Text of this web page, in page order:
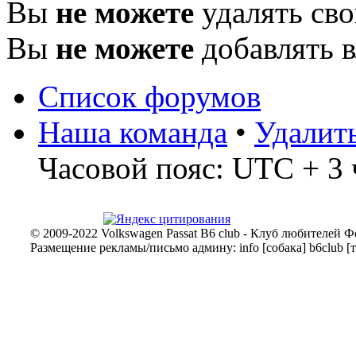
Вы не можете удалять
Вы не можете добавлять
Список форумов
Наша команда •
Часовой пояс: UTC + 3
© 2009-2022 Volkswagen Passat B6 club - Клуб любителей
Размещение рекламы/письмо админу: info [собака] b6club